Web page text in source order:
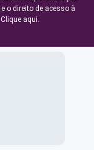
o direito de acesso à
Clique aqui.